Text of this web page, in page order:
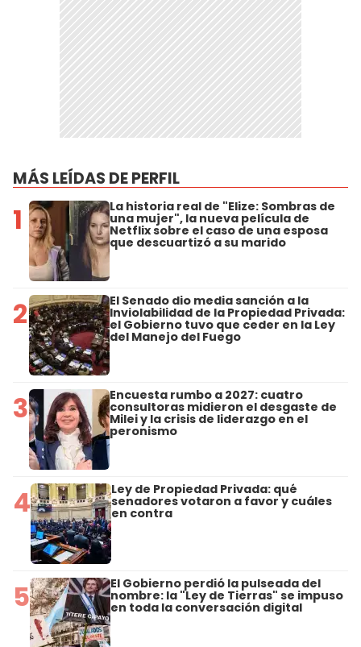
MÁS LEÍDAS DE PERFIL
1 La historia real de "Elize: Sombras de
una mujer", la nueva película de
Netflix sobre el caso de una esposa
que descuartizó a su marido
2 El Senado dio media sanción a la
Inviolabilidad de la Propiedad Privada:
el Gobierno tuvo que ceder en la Ley
del Manejo del Fuego
3 Encuesta rumbo a 2027: cuatro
consultoras midieron el desgaste de
Milei y la crisis de liderazgo en el
peronismo
4 Ley de Propiedad Privada: qué
senadores votaron a favor y cuáles
en contra
5 El Gobierno perdió la pulseada del
nombre: la "Ley de Tierras" se impuso
en toda la conversación digital